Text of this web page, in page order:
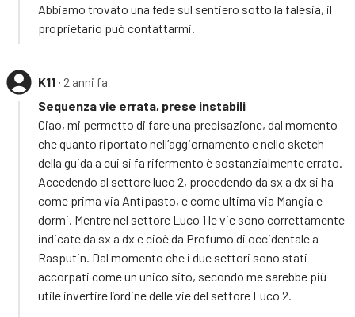
Abbiamo trovato una fede sul sentiero sotto la falesia, il
proprietario può contattarmi.
K11 ∙ 2 anni fa
Sequenza vie errata, prese instabili
Ciao, mi permetto di fare una precisazione, dal momento
che quanto riportato nell’aggiornamento e nello sketch
della guida a cui si fa rifermento è sostanzialmente errato.
Accedendo al settore luco 2, procedendo da sx a dx si ha
come prima via Antipasto, e come ultima via Mangia e
dormi. Mentre nel settore Luco 1 le vie sono correttamente
indicate da sx a dx e cioè da Profumo di occidentale a
Rasputin. Dal momento che i due settori sono stati
accorpati come un unico sito, secondo me sarebbe più
utile invertire l’ordine delle vie del settore Luco 2.